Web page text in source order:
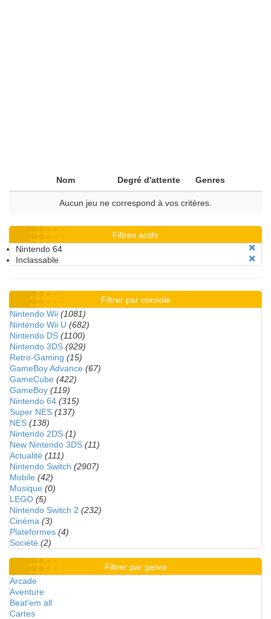
Nom Degré d'attente Genres
Aucun jeu ne correspond à vos critères.
Filtres actifs
Nintendo 64
Inclassable
Filtrer par console
Nintendo Wii (1081)
Nintendo Wii U (682)
Nintendo DS (1100)
Nintendo 3DS (929)
Retro-Gaming (15)
GameBoy Advance (67)
GameCube (422)
GameBoy (119)
Nintendo 64 (315)
Super NES (137)
NES (138)
Nintendo 2DS (1)
New Nintendo 3DS (11)
Actualité (111)
Nintendo Switch (2907)
Mobile (42)
Musique (0)
LEGO (5)
Nintendo Switch 2 (232)
Cinéma (3)
Plateformes (4)
Société (2)
Filtrer par genre
Arcade
Aventure
Beat'em all
Cartes